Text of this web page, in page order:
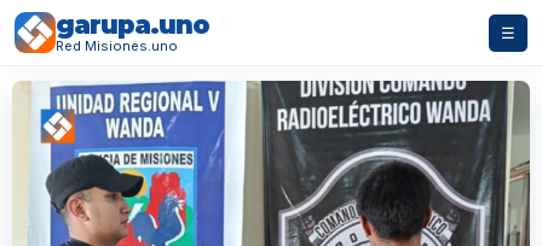
garupa.uno
Red Misiones.uno
☰